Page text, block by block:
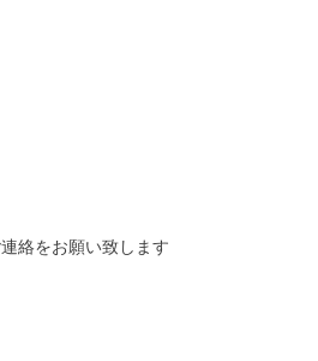
絡をお願い致します